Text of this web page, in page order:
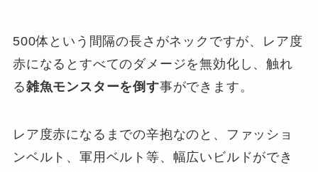
500体という間隔の長さがネックですが、レア度
赤になるとすべてのダメージを無効化し、触れ
る雑魚モンスターを倒す事ができます。
レア度赤になるまでの辛抱なのと、ファッショ
ンベルト、軍用ベルト等、幅広いビルドができ